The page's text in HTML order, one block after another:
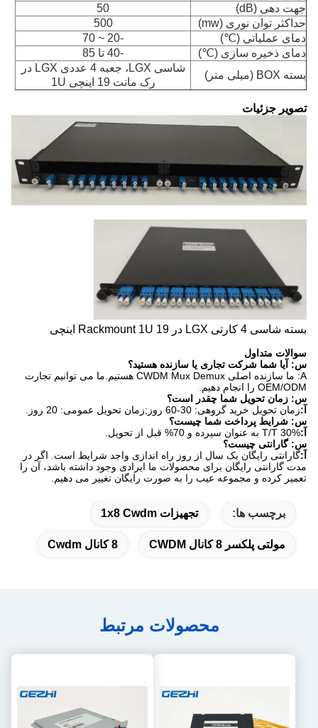
جهت دهی (dB)
50
حداکثر توان نوری (mw)
500
دمای عملیاتی (℃)
-20 ~ 70
دمای ذخیره سازی (℃)
-40 تا 85
بسته BOX (میلی متر)
شاسی LGX، جعبه 4 عددی LGX در
رک مانت 19 اینچی 1U
تصویر جزئیات
بسته شاسی 4 کارتی LGX در Rackmount 1U 19 اینچی
سوالات متداول
س: آیا شما شرکت تجاری یا سازنده هستید؟
A: ما سازنده اصلی CWDM Mux Demux هستیم.ما می توانیم تجارت
OEM/ODM را انجام دهیم.
س: زمان تحویل شما چقدر است؟
آ:زمان تحویل خرید گروهی: 30-60 روز;زمان تحویل عمومی: 20 روز.
س: شرایط پرداخت شما چیست؟
آ:T/T 30% به عنوان سپرده و 70% قبل از تحویل.
س: گارانتی چیست؟
آ:گارانتی رایگان یک سال از روز راه اندازی واجد شرایط است. اگر در
مدت گارانتی رایگان برای محصولات ما ایرادی وجود داشته باشد، آن را
تعمیر کرده و مجموعه عیب را به صورت رایگان تغییر می دهیم.
برچسب ها: تجهیزات 1x8 Cwdm
مولتی پلکسر 8 کانال CWDM 8 کانال Cwdm
محصولات مرتبط